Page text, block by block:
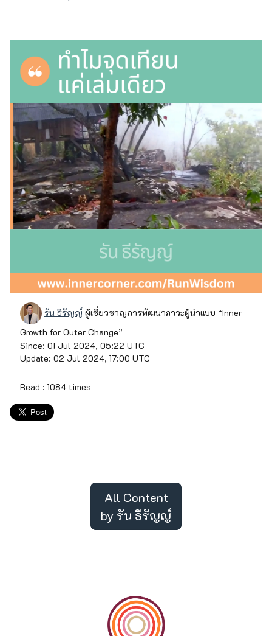
รัน ธีรัญญ์ ผู้เชี่ยวชาญการพัฒนาภาวะผู้นำแบบ “Inner
Growth for Outer Change”
Since: 01 Jul 2024, 05:22 UTC
Update: 02 Jul 2024, 17:00 UTC
Read : 1084 times
All Content
by รัน ธีรัญญ์